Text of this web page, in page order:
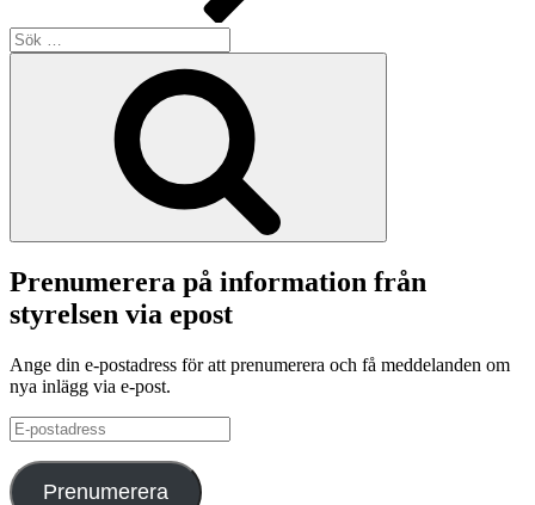
Sök
efter:
Prenumerera på information från
styrelsen via epost
Ange din e-postadress för att prenumerera och få meddelanden om
nya inlägg via e-post.
E-
postadress
Prenumerera